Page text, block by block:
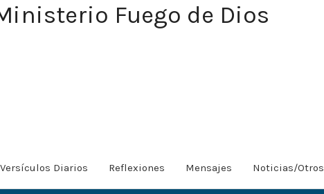
Fuego de Dios
Versículos Diarios Reflexiones Mensajes Noticias/Otros